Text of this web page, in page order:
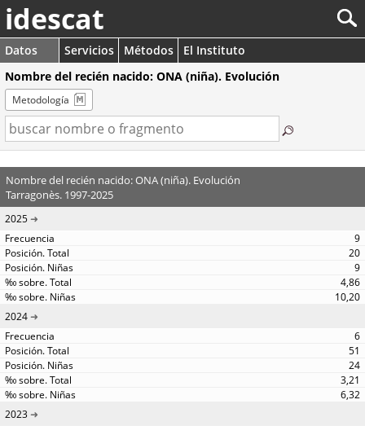
idescat
Datos Servicios Métodos
El Instituto
Nombre del recién nacido: ONA (niña). Evolución
Metodología
Nombre del recién nacido: ONA (niña). Evolución
Tarragonès. 1997-2025
2025
9
20
9
4,86
10,20
2024
6
51
24
3,21
6,32
2023